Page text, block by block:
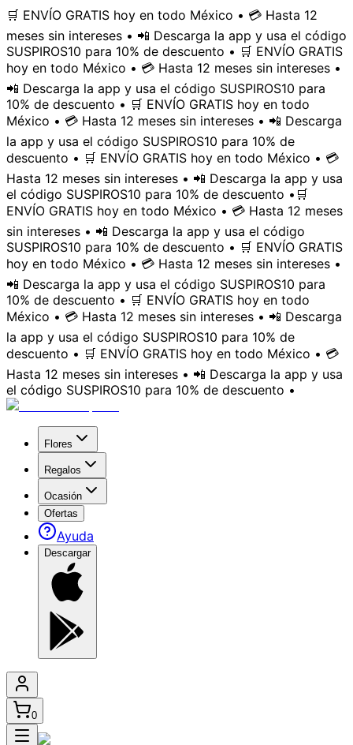
🛒 ENVÍO GRATIS hoy en todo México • 💳 Hasta 12
meses sin intereses • 📲 Descarga la app y usa el código
SUSPIROS10 para 10% de descuento • 🛒 ENVÍO GRATIS
hoy en todo México • 💳 Hasta 12 meses sin intereses •
📲 Descarga la app y usa el código SUSPIROS10 para
10% de descuento • 🛒 ENVÍO GRATIS hoy en todo
México • 💳 Hasta 12 meses sin intereses • 📲 Descarga
la app y usa el código SUSPIROS10 para 10% de
descuento • 🛒 ENVÍO GRATIS hoy en todo México • 💳
Hasta 12 meses sin intereses • 📲 Descarga la app y usa
el código SUSPIROS10 para 10% de descuento • 🛒
ENVÍO GRATIS hoy en todo México • 💳 Hasta 12 meses
sin intereses • 📲 Descarga la app y usa el código
SUSPIROS10 para 10% de descuento • 🛒 ENVÍO GRATIS
hoy en todo México • 💳 Hasta 12 meses sin intereses •
📲 Descarga la app y usa el código SUSPIROS10 para
10% de descuento • 🛒 ENVÍO GRATIS hoy en todo
México • 💳 Hasta 12 meses sin intereses • 📲 Descarga
la app y usa el código SUSPIROS10 para 10% de
descuento • 🛒 ENVÍO GRATIS hoy en todo México • 💳
Hasta 12 meses sin intereses • 📲 Descarga la app y usa
el código SUSPIROS10 para 10% de descuento •
Flores
Regalos
Ocasión
Ofertas
Ayuda
Descargar
0